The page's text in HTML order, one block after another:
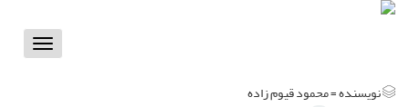
Toggle
نویسنده =محمود قیوم زاده